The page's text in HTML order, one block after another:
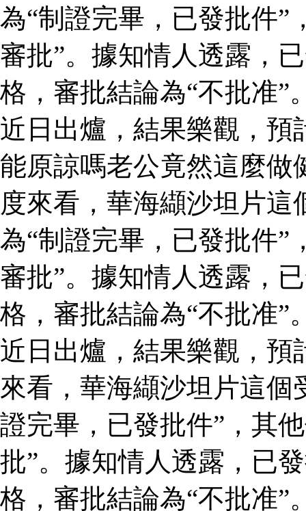
為“制證完畢，已發批件”
審批”。據知情人透露，
格，審批結論為“不批准”
近日出爐，結果樂觀，預
能原諒嗎老公竟然這麼
度來看，華海纈沙坦片
為“制證完畢，已發批件”
審批”。據知情人透露，
格，審批結論為“不批准”
近日出爐，結果樂觀，預
來看，華海纈沙坦片這個
證完畢，已發批件”，其
批”。據知情人透露，已
格，審批結論為“不批准”